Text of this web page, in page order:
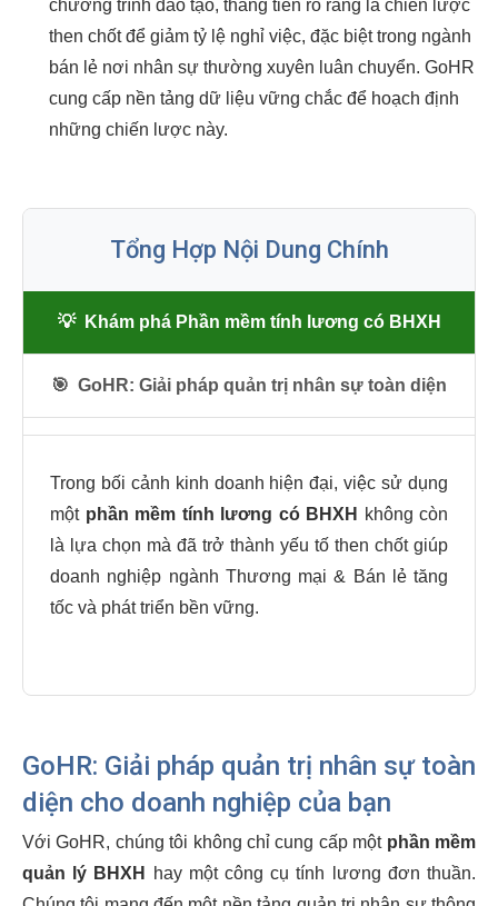
chương trình đào tạo, thăng tiến rõ ràng là chiến lược
then chốt để giảm tỷ lệ nghỉ việc, đặc biệt trong ngành
bán lẻ nơi nhân sự thường xuyên luân chuyển. GoHR
cung cấp nền tảng dữ liệu vững chắc để hoạch định
những chiến lược này.
Tổng Hợp Nội Dung Chính
💡 Khám phá Phần mềm tính lương có BHXH
🎯 GoHR: Giải pháp quản trị nhân sự toàn diện
Trong bối cảnh kinh doanh hiện đại, việc sử dụng
một phần mềm tính lương có BHXH
không còn
là lựa chọn mà đã trở thành yếu tố then chốt giúp
doanh nghiệp ngành Thương mại & Bán lẻ tăng
tốc và phát triển bền vững.
GoHR: Giải pháp quản trị nhân sự toàn
diện cho doanh nghiệp của bạn
Với GoHR, chúng tôi không chỉ cung cấp một phần mềm
quản lý BHXH
hay một công cụ tính lương đơn thuần.